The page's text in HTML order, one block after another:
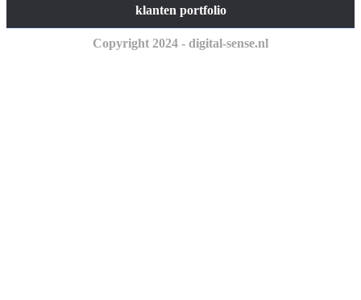
klanten portfolio
Copyright 2024 - digital-sense.nl